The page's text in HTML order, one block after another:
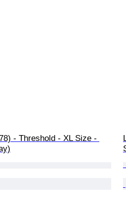
- Threshold - XL Size -